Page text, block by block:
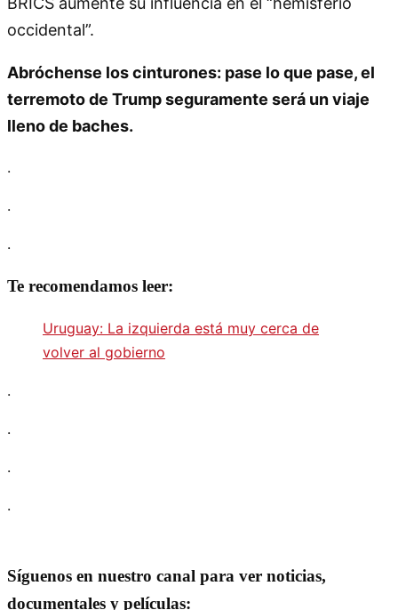
occidental”.
Abróchense los cinturones: pase lo que pase, el
terremoto de Trump seguramente será un viaje
lleno de baches.
.
.
.
Te recomendamos leer:
Uruguay: La izquierda está muy cerca de
volver al gobierno
.
.
.
.
Síguenos en nuestro canal para ver noticias,
documentales y películas: